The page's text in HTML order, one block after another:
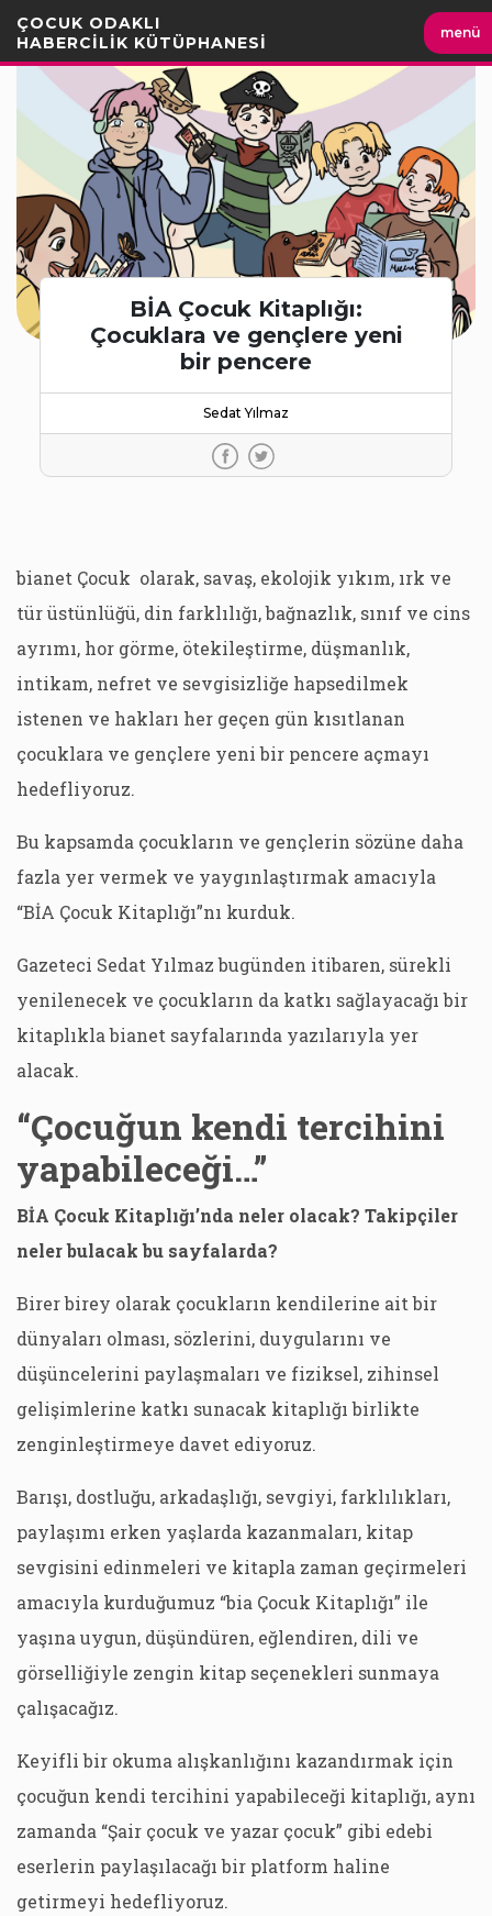
Geç
ÇOCUK ODAKLI
HABERCİLİK KÜTÜPHANESİ
menü
BİA Çocuk Kitaplığı:
Çocuklara ve gençlere yeni
bir pencere
Sedat Yılmaz
bianet Çocuk olarak, savaş, ekolojik yıkım, ırk ve
tür üstünlüğü, din farklılığı, bağnazlık, sınıf ve cins
ayrımı, hor görme, ötekileştirme, düşmanlık,
intikam, nefret ve sevgisizliğe hapsedilmek
istenen ve hakları her geçen gün kısıtlanan
çocuklara ve gençlere yeni bir pencere açmayı
hedefliyoruz.
Bu kapsamda çocukların ve gençlerin sözüne daha
fazla yer vermek ve yaygınlaştırmak amacıyla
“BİA Çocuk Kitaplığı”nı kurduk.
Gazeteci Sedat Yılmaz bugünden itibaren, sürekli
yenilenecek ve çocukların da katkı sağlayacağı bir
kitaplıkla bianet sayfalarında yazılarıyla yer
alacak.
“Çocuğun kendi tercihini
yapabileceği…”
BİA Çocuk Kitaplığı’nda neler olacak? Takipçiler
neler bulacak bu sayfalarda?
Birer birey olarak çocukların kendilerine ait bir
dünyaları olması, sözlerini, duygularını ve
düşüncelerini paylaşmaları ve fiziksel, zihinsel
gelişimlerine katkı sunacak kitaplığı birlikte
zenginleştirmeye davet ediyoruz.
Barışı, dostluğu, arkadaşlığı, sevgiyi, farklılıkları,
paylaşımı erken yaşlarda kazanmaları, kitap
sevgisini edinmeleri ve kitapla zaman geçirmeleri
amacıyla kurduğumuz “bia Çocuk Kitaplığı” ile
yaşına uygun, düşündüren, eğlendiren, dili ve
görselliğiyle zengin kitap seçenekleri sunmaya
çalışacağız.
Keyifli bir okuma alışkanlığını kazandırmak için
çocuğun kendi tercihini yapabileceği kitaplığı, aynı
zamanda “Şair çocuk ve yazar çocuk” gibi edebi
eserlerin paylaşılacağı bir platform haline
getirmeyi hedefliyoruz.